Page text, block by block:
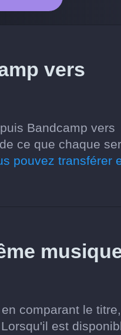
vers
Bandcamp vers
ce que chaque
pouvez transférer
comparant le
est